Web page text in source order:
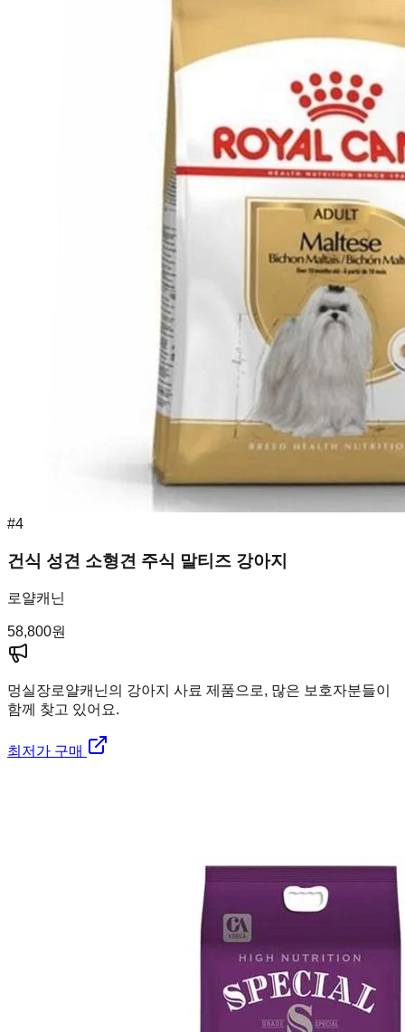
#4
건식 성견 소형견 주식 말티즈 강아지
로얄캐닌
58,800원
멍실장로얄캐닌의 강아지 사료 제품으로, 많은 보호자분들이
함께 찾고 있어요.
최저가 구매